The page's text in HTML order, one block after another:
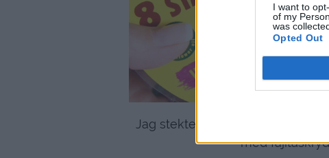
I want to
of my
was
Opted Out
Jag stekte vanlig tacofärs till
med